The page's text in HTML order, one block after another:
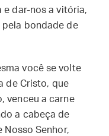
e dar-nos a vitória,
bondade de
você se volte
de Cristo, que
venceu a carne
a cabeça de
Nosso Senhor,